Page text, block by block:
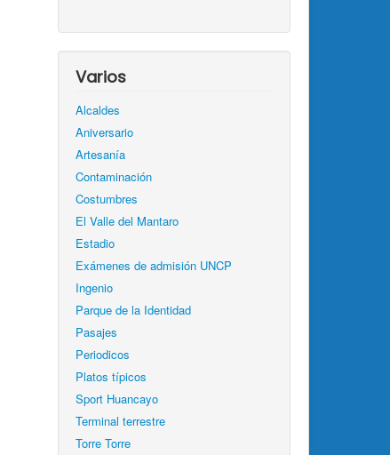
Varios
Alcaldes
Aniversario
Artesanía
Contaminación
Costumbres
El Valle del Mantaro
Estadio
Exámenes de admisión UNCP
Ingenio
Parque de la Identidad
Pasajes
Periodicos
Platos típicos
Sport Huancayo
Terminal terrestre
Torre Torre